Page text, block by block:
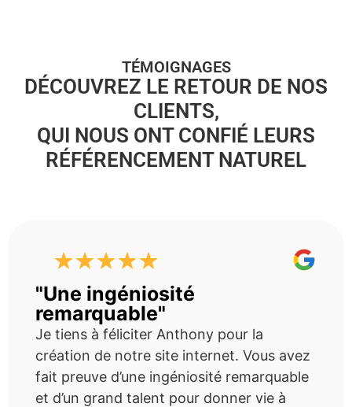
TÉMOIGNAGES
DÉCOUVREZ LE RETOUR DE NOS
CLIENTS,
QUI NOUS ONT CONFIÉ LEURS
RÉFÉRENCEMENT NATUREL
"Une ingéniosité
remarquable"
Je tiens à féliciter Anthony pour la
création de notre site internet. Vous avez
fait preuve d’une ingéniosité remarquable
et d’un grand talent pour donner vie à